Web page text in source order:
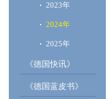
2023年
2024年
2025年
《德国快讯》
《德国蓝皮书》